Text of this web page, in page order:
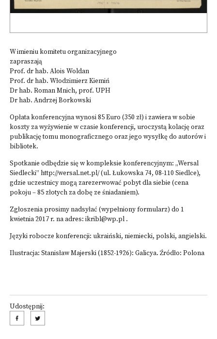
W imieniu komitetu organizacyjnego
zapraszają
Prof. dr hab. Alois Woldan
Prof. dr hab. Włodzimierz Kiemiń
Dr hab. Roman Mnich, prof. UPH
Dr hab. Andrzej Borkowski
Opłata konferencyjna wynosi 85 Euro (350 zł) i zawiera w sobie
koszty za wyżywienie w czasie konferencji, uroczystą kolację oraz
publikację tomu monograficznego oraz jego wysyłkę do autorów i
bibliotek.
Spotkanie odbędzie się w kompleksie konferencyjnym: „Wersal
Siedlecki” http://wersal.net.pl/(ul. Łukowska 74, 08-110 Siedlce),
gdzie uczestnicy mogą zarezerwować pobyt dla siebie (cena
pokoju – 85 złotych za dobę ze śniadaniem).
Zgłoszenia prosimy nadsyłać (wypełnionyformularz) do 1
kwietnia 2017 r. na adres: ikribl@wp.pl .
Języki robocze konferencji: ukraiński, niemiecki, polski, angielski.
Ilustracja: Stanisław Majerski (1852-1926): Galicya. Źródło: Polona
Udostępnij: